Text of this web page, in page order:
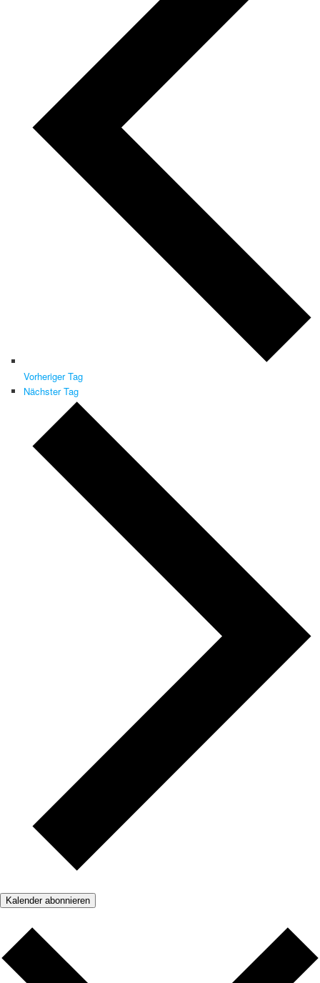
Vorheriger Tag
Nächster Tag
Kalender abonnieren